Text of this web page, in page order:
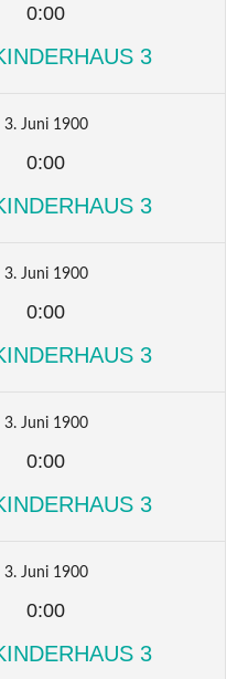
0:00
3
3. Juni 1900
0:00
3
3. Juni 1900
0:00
3
3. Juni 1900
0:00
3
3. Juni 1900
0:00
3